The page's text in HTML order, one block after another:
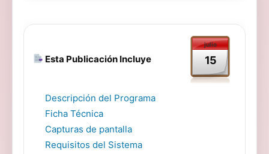
Esta Publicación Incluye
julio
15
Descripción del Programa
Ficha Técnica
Capturas de pantalla
Requisitos del Sistema